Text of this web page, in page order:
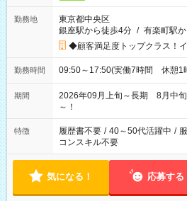
勤務地
東京都中央区
銀座駅から徒歩4分 / 有楽町駅
◆顧客満足度トップクラス！
勤務時間 09:50～17:50(実働7時間 休憩1
期間
2026年09月上旬～長期 8月中
～！
特徴 履歴書不要 / 40～50代活躍中 /
コンスキル不要
気になる！ 応募する